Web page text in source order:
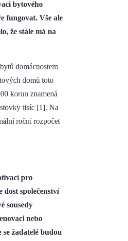
bytového
fungovat. Vše ale
že stále má na
domácnostem
domů toto
korun znamená
tisíc [1]. Na
roční rozpočet
pro
společenství
sousedy
nebo
žadatelé budou